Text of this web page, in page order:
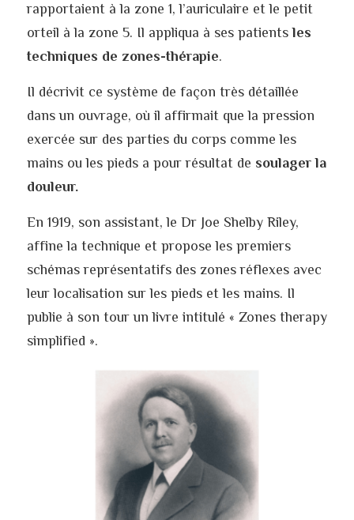
rapportaient à la zone 1, l’auriculaire et le petit
orteil à la zone 5. Il appliqua à ses patients les
techniques de zones-thérapie.
Il décrivit ce système de façon très détaillée
dans un ouvrage, où il affirmait que la pression
exercée sur des parties du corps comme les
mains ou les pieds a pour résultat de soulager la
douleur.
En 1919, son assistant, le Dr Joe Shelby Riley,
affine la technique et propose les premiers
schémas représentatifs des zones réflexes avec
leur localisation sur les pieds et les mains. Il
publie à son tour un livre intitulé « Zones therapy
simplified ».